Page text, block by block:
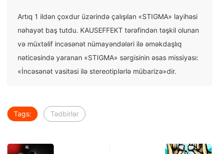
Artıq 1 ildən çoxdur üzərində çalışılan «STIGMA» layihəsi
nəhayət baş tutdu. KAUSEFFEKT tǝrǝfindǝn tǝşkil olunan
vǝ müxtǝlif incǝsǝnǝt nümayǝndǝlǝri ilǝ ǝmǝkdaşlıq
nǝticǝsindǝ yaranan «STIGMA» sǝrgisinin əsas missiyası:
«İncǝsǝnǝt vasitǝsi ilǝ stereotiplǝrlǝ mübarizǝ»dir.
Tags: Tədbirlər